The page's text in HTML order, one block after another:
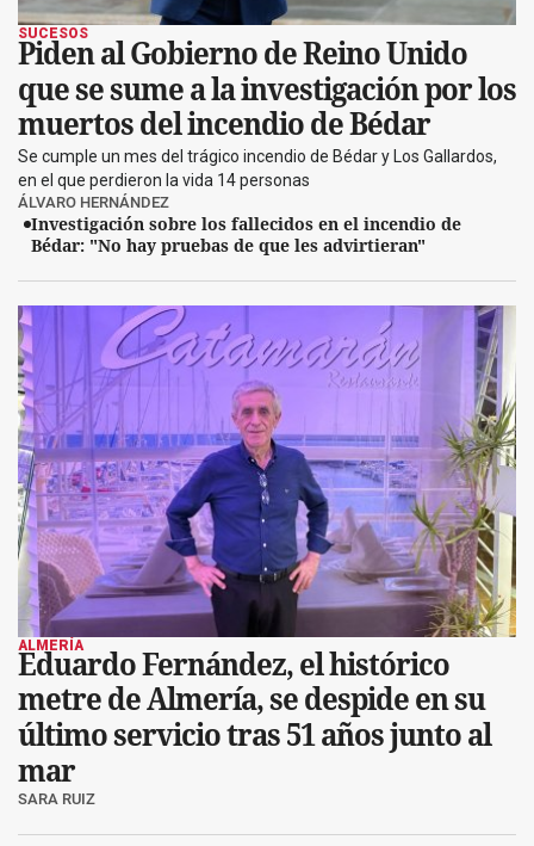
SUCESOS
Piden al Gobierno de Reino Unido
que se sume a la investigación por los
muertos del incendio de Bédar
ÁLVARO HERNÁNDEZ
Se cumple un mes del trágico incendio de Bédar y Los Gallardos,
en el que perdieron la vida 14 personas
Investigación sobre los fallecidos en el incendio de
Bédar: "No hay pruebas de que les advirtieran"
ALMERÍA
Eduardo Fernández, el histórico
metre de Almería, se despide en su
último servicio tras 51 años junto al
mar
SARA RUIZ